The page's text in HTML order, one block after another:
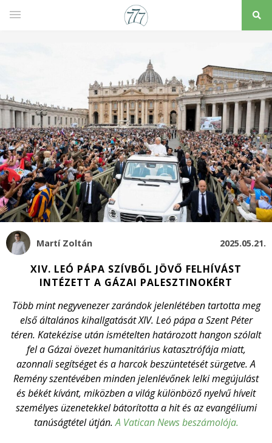
Martí Zoltán 2025.05.21.
XIV. LEÓ PÁPA SZÍVBŐL JÖVŐ FELHÍVÁST
INTÉZETT A GÁZAI PALESZTINOKÉRT
Több mint negyvenezer zarándok jelenlétében tartotta meg
első általános kihallgatását XIV. Leó pápa a Szent Péter
téren. Katekézise után ismételten határozott hangon szólalt
fel a Gázai övezet humanitárius katasztrófája miatt,
azonnali segítséget és a harcok beszüntetését sürgetve. A
Remény szentévében minden jelenlévőnek lelki megújulást
és békét kívánt, miközben a világ különböző nyelvű híveit
személyes üzenetekkel bátorította a hit és az evangéliumi
tanúságtétel útján.A Vatican News beszámolója.